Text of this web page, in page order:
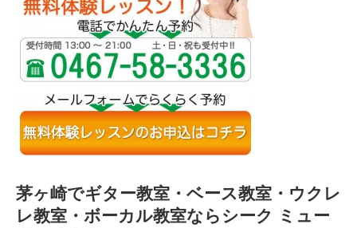
茅ヶ崎でギター教室・ベース教室・ウクレ
レ教室・ボーカル教室ならシーク ミュー